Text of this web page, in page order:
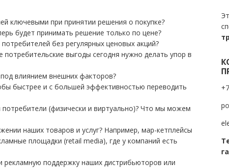
ключевыми при принятии решения о покупке?
будет принимать решение только по цене?
без регулярных ценовых акций?
выгоды сегодня нужно делать упор в
влиянием внешних факторов?
быстрее и с большей эффективностью переводить
(физически и виртуально)? Что мы можем
наших товаров и услуг? Например, мар-кетплейсы
площадки (retail media), где у компаний есть
рекламную поддержку наших дистрибьюторов или